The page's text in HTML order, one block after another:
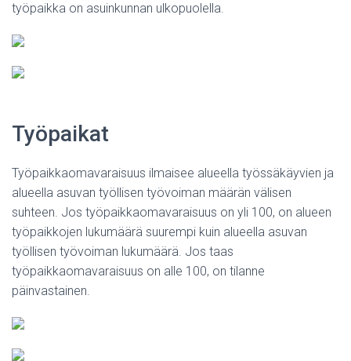
työpaikka on asuinkunnan ulkopuolella.
Työpaikat
Työpaikkaomavaraisuus ilmaisee alueella työssäkäyvien ja
alueella asuvan työllisen työvoiman määrän välisen
suhteen. Jos työpaikkaomavaraisuus on yli 100, on alueen
työpaikkojen lukumäärä suurempi kuin alueella asuvan
työllisen työvoiman lukumäärä. Jos taas
työpaikkaomavaraisuus on alle 100, on tilanne
päinvastainen.